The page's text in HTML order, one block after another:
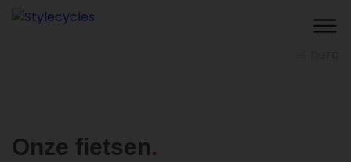
Onze fietsen